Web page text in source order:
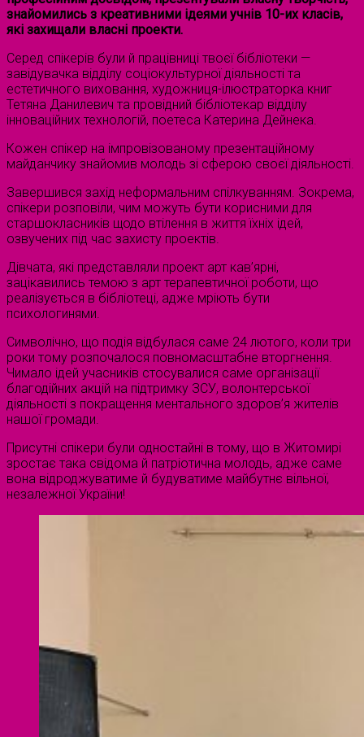
знайомились з креативними ідеями учнів 10-их класів,
які захищали власні проекти.
Серед спікерів були й працівниці твоєї бібліотеки —
завідувачка відділу соціокультурної діяльності та
естетичного виховання, художниця-ілюстраторка книг
Тетяна Данилевич та провідний бібліотекар відділу
інноваційних технологій, поетеса Катерина Дейнека.
Кожен спікер на імпровізованому презентаційному
майданчику знайомив молодь зі сферою своєї діяльності.
Завершився захід неформальним спілкуванням. Зокрема,
спікери розповіли, чим можуть бути корисними для
старшокласників щодо втілення в життя їхніх ідей,
озвучених під час захисту проектів.
Дівчата, які представляли проект арт кав’ярні,
зацікавились темою з арт терапевтичної роботи, що
реалізується в бібліотеці, адже мріють бути
психологинями.
Символічно, що подія відбулася саме 24 лютого, коли три
роки тому розпочалося повномасштабне вторгнення.
Чимало ідей учасників стосувалися саме організації
благодійних акцій на підтримку ЗСУ, волонтерської
діяльності з покращення ментального здоров’я жителів
нашої громади.
Присутні спікери були одностайні в тому, що в Житомирі
зростає така свідома й патріотична молодь, адже саме
вона відроджуватиме й будуватиме майбутнє вільної,
незалежної України!